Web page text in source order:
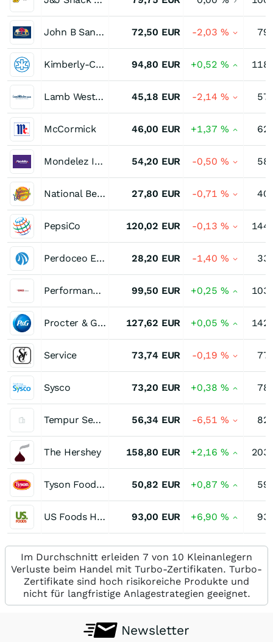
John B Sanfilippo & Son 72,50 EUR -2,03 %
Kimberly-Clark 94,80 EUR +0,52 %
Lamb Weston Holdings 45,18 EUR -2,14 %
McCormick 46,00 EUR +1,37 %
Mondelez International Registered (A) 54,20 EUR -0,50 %
National Beverage 27,80 EUR -0,71 %
PepsiCo 120,02 EUR -0,13 %
Perdoceo Education Corporation 28,20 EUR -1,40 %
Performance Food Group 99,50 EUR +0,25 %
Procter & Gamble 127,62 EUR +0,05 %
Service 73,74 EUR -0,19 %
Sysco 73,20 EUR +0,38 %
Tempur Sealy International 56,34 EUR -6,51 %
The Hershey 158,80 EUR +2,16 %
Tyson Foods (A) 50,82 EUR +0,87 %
US Foods Holding 93,00 EUR +6,90 %
Im Durchschnitt erleiden 7 von 10 Kleinanlegern
Verluste beim Handel mit Turbo-Zertifikaten. Turbo-
Zertifikate sind hoch risikoreiche Produkte und
nicht für langfristige Anlagestrategien geeignet.
Newsletter